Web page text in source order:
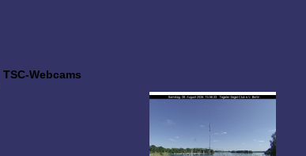
TSC-Webcams